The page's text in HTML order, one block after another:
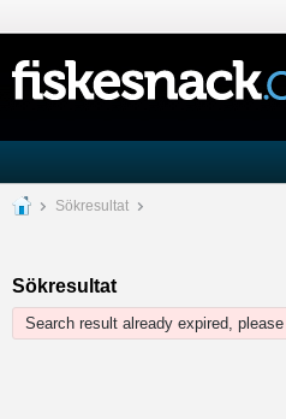
Sökresultat
Sökresultat
Search result already expired,